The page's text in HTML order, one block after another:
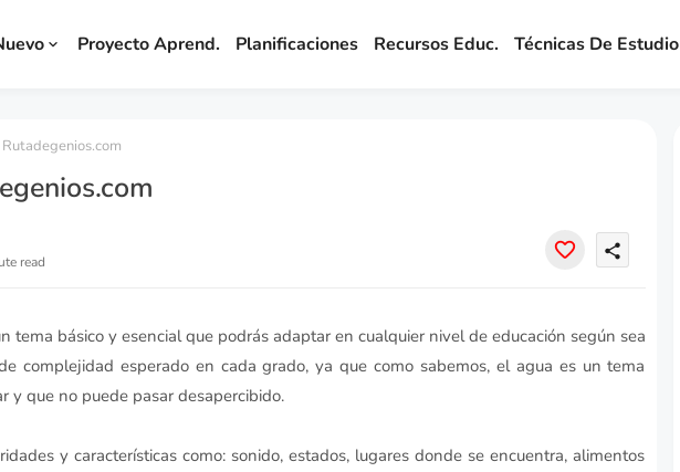
Proyecto Aprend. Planificaciones Recursos Educ. Técnicas De Estudio
read
share
tema básico y esencial que podrás adaptar en cualquier nivel de educación según sea
complejidad esperado en cada grado, ya que como sabemos, el agua es un tema
y que no puede pasar desapercibido.
y características como: sonido, estados, lugares donde se encuentra, alimentos